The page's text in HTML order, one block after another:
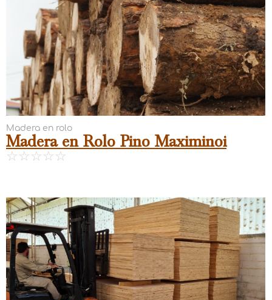
Madera en rolo
Madera en Rolo Pino Maximinoi
☆☆☆☆☆